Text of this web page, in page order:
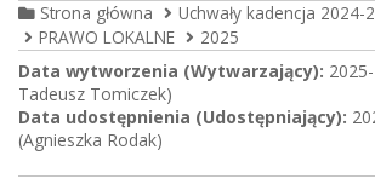
Strona główna Uchwały kadencja 2024-
PRAWO LOKALNE
2025
Data wytworzenia (Wytwarzający):
Tadeusz Tomiczek)
Data udostępnienia (Udostępniający):
(Agnieszka Rodak)